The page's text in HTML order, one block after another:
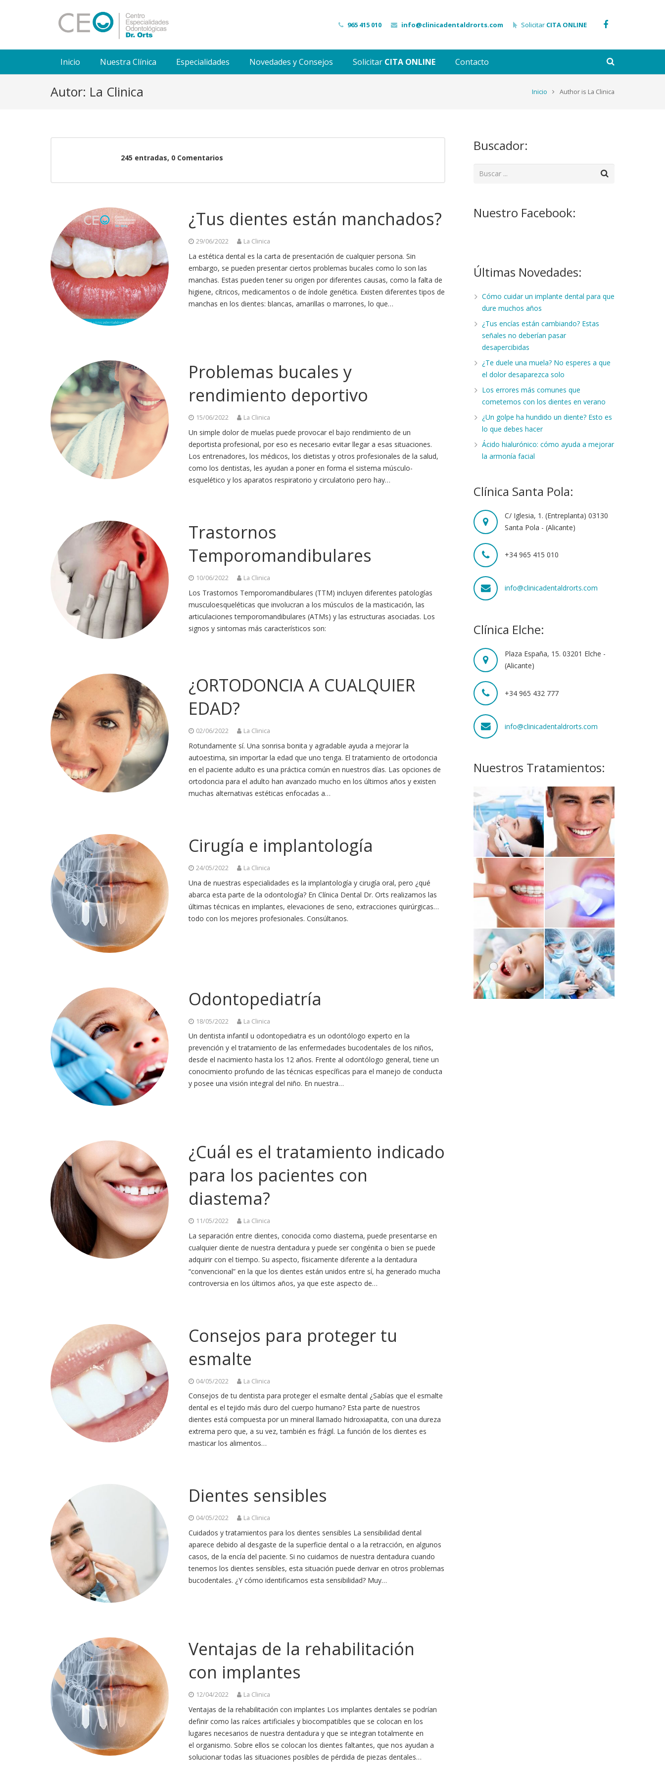
965 415 010 info@clinicadentaldrorts.com Solicitar CITA ONLINE
Inicio Nuestra Clínica Especialidades Novedades y Consejos Solicitar CITA ONLINE Contacto
Autor: La Clinica Inicio Author is La Clinica
245 entradas, 0 Comentarios
¿Tus dientes están manchados?
29/06/2022 La Clinica
La estética dental es la carta de presentación de cualquier persona. Sin
embargo, se pueden presentar ciertos problemas bucales como lo son las
manchas. Estas pueden tener su origen por diferentes causas, como la falta de
higiene, cítricos, medicamentos o de índole genética. Existen diferentes tipos de
manchas en los dientes: blancas, amarillas o marrones, lo que…
Problemas bucales y
rendimiento deportivo
15/06/2022 La Clinica
Un simple dolor de muelas puede provocar el bajo rendimiento de un
deportista profesional, por eso es necesario evitar llegar a esas situaciones.
Los entrenadores, los médicos, los dietistas y otros profesionales de la salud,
como los dentistas, les ayudan a poner en forma el sistema músculo-
esquelético y los aparatos respiratorio y circulatorio pero hay…
Trastornos
Temporomandibulares
10/06/2022 La Clinica
Los Trastornos Temporomandibulares (TTM) incluyen diferentes patologías
musculoesqueléticas que involucran a los músculos de la masticación, las
articulaciones temporomandibulares (ATMs) y las estructuras asociadas. Los
signos y sintomas más característicos son:
¿ORTODONCIA A CUALQUIER
EDAD?
02/06/2022 La Clinica
Rotundamente sí. Una sonrisa bonita y agradable ayuda a mejorar la
autoestima, sin importar la edad que uno tenga. El tratamiento de ortodoncia
en el paciente adulto es una práctica común en nuestros días. Las opciones de
ortodoncia para el adulto han avanzado mucho en los últimos años y existen
muchas alternativas estéticas enfocadas a…
Cirugía e implantología
24/05/2022 La Clinica
Una de nuestras especialidades es la implantología y cirugía oral, pero ¿qué
abarca esta parte de la odontología? En Clínica Dental Dr. Orts realizamos las
últimas técnicas en implantes, elevaciones de seno, extracciones quirúrgicas…
todo con los mejores profesionales. Consúltanos.
Odontopediatría
18/05/2022 La Clinica
Un dentista infantil u odontopediatra es un odontólogo experto en la
prevención y el tratamiento de las enfermedades bucodentales de los niños,
desde el nacimiento hasta los 12 años. Frente al odontólogo general, tiene un
conocimiento profundo de las técnicas específicas para el manejo de conducta
y posee una visión integral del niño. En nuestra…
¿Cuál es el tratamiento indicado
para los pacientes con
diastema?
11/05/2022 La Clinica
La separación entre dientes, conocida como diastema, puede presentarse en
cualquier diente de nuestra dentadura y puede ser congénita o bien se puede
adquirir con el tiempo. Su aspecto, físicamente diferente a la dentadura
“convencional” en la que los dientes están unidos entre sí, ha generado mucha
controversia en los últimos años, ya que este aspecto de…
Consejos para proteger tu
esmalte
04/05/2022 La Clinica
Consejos de tu dentista para proteger el esmalte dental ¿Sabías que el esmalte
dental es el tejido más duro del cuerpo humano? Esta parte de nuestros
dientes está compuesta por un mineral llamado hidroxiapatita, con una dureza
extrema pero que, a su vez, también es frágil. La función de los dientes es
masticar los alimentos…
Dientes sensibles
04/05/2022 La Clinica
Cuidados y tratamientos para los dientes sensibles La sensibilidad dental
aparece debido al desgaste de la superficie dental o a la retracción, en algunos
casos, de la encía del paciente. Si no cuidamos de nuestra dentadura cuando
tenemos los dientes sensibles, esta situación puede derivar en otros problemas
bucodentales. ¿Y cómo identificamos esta sensibilidad? Muy…
Ventajas de la rehabilitación
con implantes
12/04/2022 La Clinica
Ventajas de la rehabilitación con implantes Los implantes dentales se podrían
definir como las raíces artificiales y biocompatibles que se colocan en los
lugares necesarios de nuestra dentadura y que se integran totalmente en
el organismo. Sobre ellos se colocan los dientes faltantes, que nos ayudan a
solucionar todas las situaciones posibles de pérdida de piezas dentales…
Buscador:
Nuestro Facebook:
Últimas Novedades:
Cómo cuidar un implante dental para que
dure muchos años
¿Tus encías están cambiando? Estas
señales no deberían pasar
desapercibidas
¿Te duele una muela? No esperes a que
el dolor desaparezca solo
Los errores más comunes que
cometemos con los dientes en verano
¿Un golpe ha hundido un diente? Esto es
lo que debes hacer
Ácido hialurónico: cómo ayuda a mejorar
la armonía facial
Clínica Santa Pola:
C/ Iglesia, 1. (Entreplanta) 03130
Santa Pola - (Alicante)
+34 965 415 010
info@clinicadentaldrorts.com
Clínica Elche:
Plaza España, 15. 03201 Elche -
(Alicante)
+34 965 432 777
info@clinicadentaldrorts.com
Nuestros Tratamientos: